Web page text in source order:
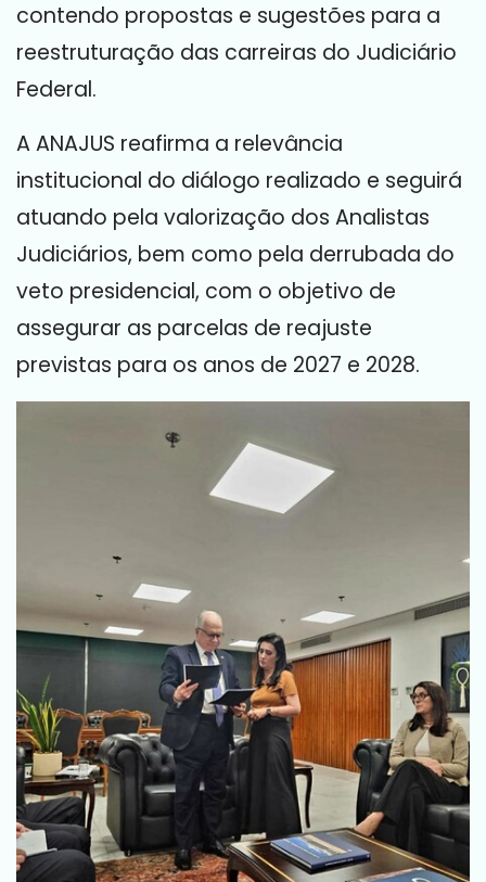
contendo propostas e sugestões para a
reestruturação das carreiras do Judiciário
Federal.
A ANAJUS reafirma a relevância
institucional do diálogo realizado e seguirá
atuando pela valorização dos Analistas
Judiciários, bem como pela derrubada do
veto presidencial, com o objetivo de
assegurar as parcelas de reajuste
previstas para os anos de 2027 e 2028.